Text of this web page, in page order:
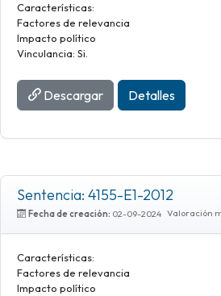
Características:
Factores de relevancia
Impacto político
Vinculancia: Si.
Descargar Detalles
Sentencia: 4155-E1-2012
Fecha de creación: 02-09-2024 Valoración
Características:
Factores de relevancia
Impacto político